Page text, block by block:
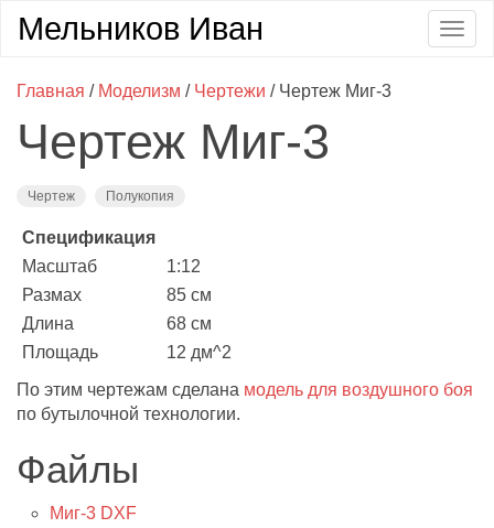
Мельников Иван
Главная / Моделизм / Чертежи / Чертеж Миг-3
Чертеж Миг-3
Чертеж Полукопия
Спецификация
Масштаб
1:12
Размах
85 см
Длина
68 см
Площадь
12 дм^2
По этим чертежам сделана модель для воздушного боя
по бутылочной технологии.
Файлы
Миг-3 DXF